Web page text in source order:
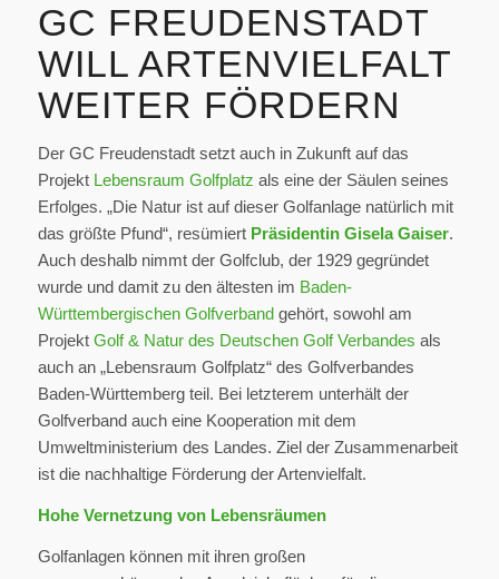
GC FREUDENSTADT
WILL ARTENVIELFALT
WEITER FÖRDERN
Der GC Freudenstadt setzt auch in Zukunft auf das
Projekt Lebensraum Golfplatz als eine der Säulen seines
Erfolges. „Die Natur ist auf dieser Golfanlage natürlich mit
das größte Pfund“, resümiert Präsidentin Gisela Gaiser.
Auch deshalb nimmt der Golfclub, der 1929 gegründet
wurde und damit zu den ältesten im Baden-
Württembergischen Golfverbandgehört, sowohl am
Projekt Golf & Natur des Deutschen Golf Verbandes als
auch an „Lebensraum Golfplatz“ des Golfverbandes
Baden-Württemberg teil. Bei letzterem unterhält der
Golfverband auch eine Kooperation mit dem
Umweltministerium des Landes. Ziel der Zusammenarbeit
ist die nachhaltige Förderung der Artenvielfalt.
Hohe Vernetzung von Lebensräumen
Golfanlagen können mit ihren großen